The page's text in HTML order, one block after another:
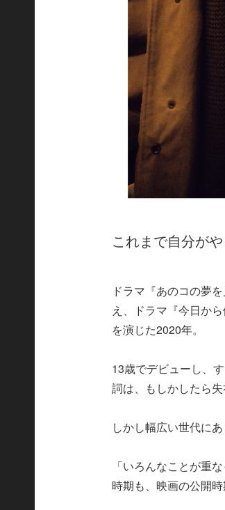
これまで自分が
ドラマ『あのコの夢
え、ドラマ『今日か
を演じた2020年。
13歳でデビューし、
詞は、もしかしたら失
しかし幅広い世代に
「いろんなことが重
時期も、映画の公開